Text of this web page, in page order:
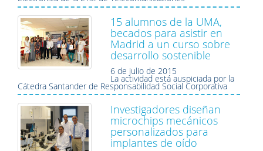
15 alumnos de la UMA,
becados para asistir en
Madrid a un curso sobre
desarrollo sostenible
6 de julio de 2015
La actividad está auspiciada por la
Cátedra Santander de Responsabilidad Social Corporativa
Investigadores diseñan
microchips mecánicos
personalizados para
implantes de oído